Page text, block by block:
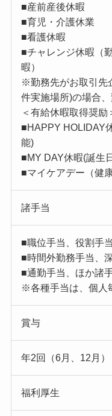
■産前産後休暇
■育児・介護休業
■看護休暇
■チャレンジ休暇（
暇）
※勤務先がお取引先
件実施場所)の場合
＜有給休暇取得奨励
■HAPPY HOLIDAY
能)
■MY DAY休暇(誕生
■マイケアデー（健
諸手当
■職位手当、役割手
■時間外勤務手当、
■通勤手当、ほか諸
※各種手当は、個人
賞与
年2回（6月、12月）
福利厚生